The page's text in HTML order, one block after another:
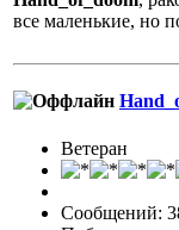
все маленькие, но
Ветеран
Сообщений: